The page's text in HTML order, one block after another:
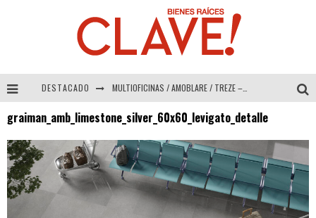
DESTACADO MULTIOFICINAS / AMOBLARE / TREZE – Especial Interiorismo & Decoración 2026
Abad Vergara Arquitectos – Especial Interiorismo & Decoración 2026
COLINEAL – Especial Interiorismo & Decoración 2026
graiman_amb_limestone_silver_60x60_levigato_detalle